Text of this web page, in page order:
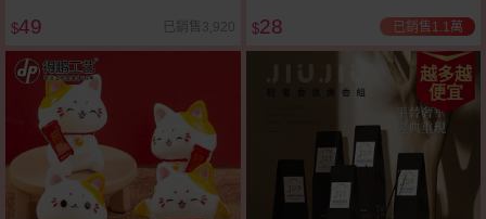
$49 已銷售3,920 $28 已銷售1.1萬
越多越
便宜